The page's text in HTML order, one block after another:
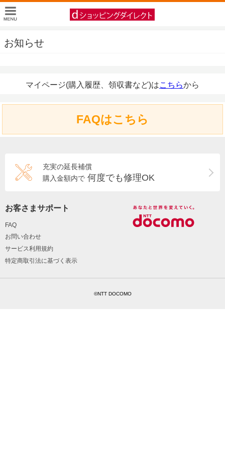
お知らせ
マイページ(購入履歴、領収書など)はこちらから
FAQはこちら
充実の延長補償
購入金額内で 何度でも修理OK
お客さまサポート
FAQ
お問い合わせ
サービス利用規約
特定商取引法に基づく表示
©NTT DOCOMO